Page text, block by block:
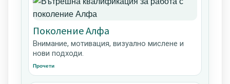
Поколение Алфа
Внимание, мотивация, визуално мислене и
нови подходи.
Прочети